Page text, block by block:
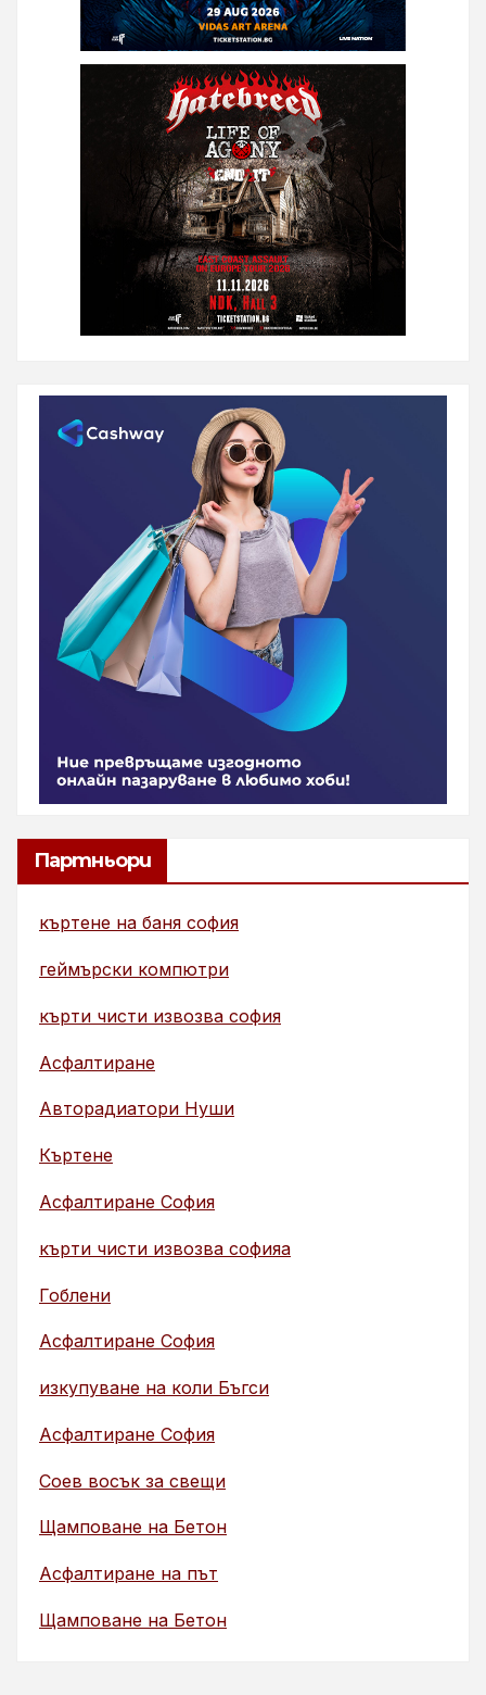
Партньори
къртене на баня софия
геймърски компютри
кърти чисти извозва софия
Асфалтиране
Авторадиатори Нуши
Къртене
Асфалтиране София
кърти чисти извозва софияа
Гоблени
Асфалтиране София
изкупуване на коли Бъгси
Асфалтиране София
Соев восък за свещи
Щамповане на Бетон
Асфалтиране на път
Щамповане на Бетон